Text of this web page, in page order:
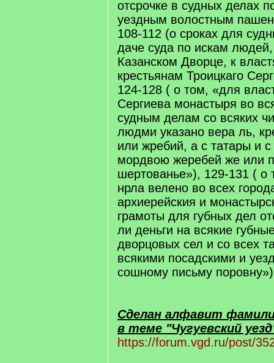
отсрочке в судных делах
уездным волостным
108-112 (о сроках для
даче суда по искам
Казанском Дворце, к
крестьянам Троицкаго
124-128 ( о том, «для
Сергиева монастыря во
судным делам со всяких
людми указано вера ль,
или жребий, а с татары и
мордвою жеребей же или
шертованье»), 129-131 ( о
нрла велено во всех
архиерейския и
грамоты для губных дел
ли деньги на всякие
дворцовых сел и со всех
всякими посадскими и
сошному письму
Сделан алфавит
в теме "Чугуевский
https://forum.vgd.ru/post/